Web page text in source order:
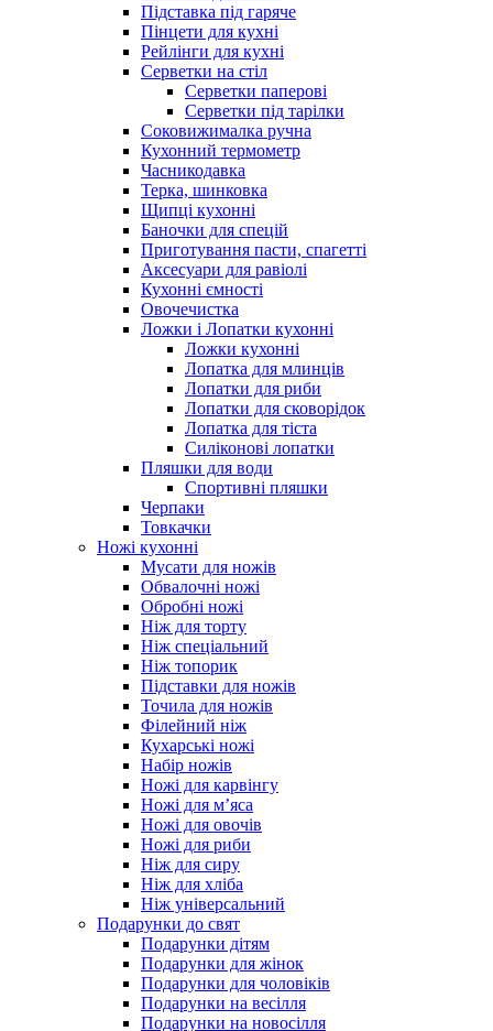
Підставка під гаряче
Пінцети для кухні
Рейлінги для кухні
Серветки на стіл
Серветки паперові
Серветки під тарілки
Соковижималка ручна
Кухонний термометр
Часникодавка
Терка, шинковка
Щипці кухонні
Баночки для спецій
Приготування пасти, спагетті
Аксесуари для равіолі
Кухонні ємності
Овочечистка
Ложки і Лопатки кухонні
Ложки кухонні
Лопатка для млинців
Лопатки для риби
Лопатки для сковорідок
Лопатка для тіста
Силіконові лопатки
Пляшки для води
Спортивні пляшки
Черпаки
Товкачки
Ножі кухонні
Мусати для ножів
Обвалочні ножі
Обробні ножі
Ніж для торту
Ніж спеціальний
Ніж топорик
Підставки для ножів
Точила для ножів
Філейний ніж
Кухарські ножі
Набір ножів
Ножі для карвінгу
Ножі для м’яса
Ножі для овочів
Ножі для риби
Ніж для сиру
Ніж для хліба
Ніж універсальний
Подарунки до свят
Подарунки дітям
Подарунки для жінок
Подарунки для чоловіків
Подарунки на весілля
Подарунки на новосілля